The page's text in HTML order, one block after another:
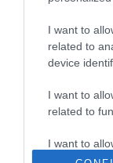
I want to
related to
device
I want to
related to
I want to
related to
Σ. Καλαφάτης:
Τεχνητή
δεν είναι
μια νέα
επανάσταση»
Νέος οδηγός
των ελληνικών